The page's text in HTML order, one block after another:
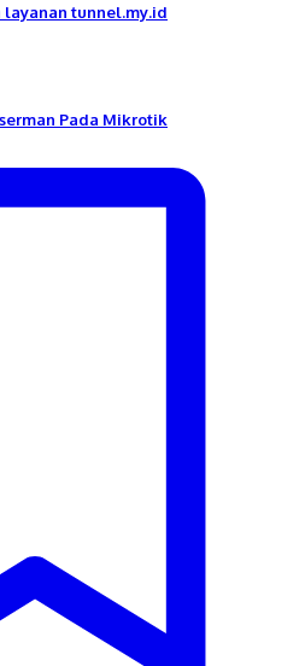
tunnel.my.id
Pada Mikrotik